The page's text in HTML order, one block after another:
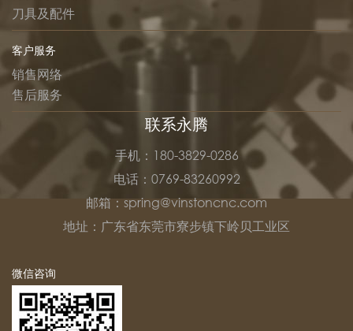
刀具及配件
客户服务
销售网络
售后服务
联系永腾
手机：180-3829-0286
电话：0769-83260992
邮箱：spring@vinstoncnc.com
地址：广东省东莞市寮步镇下岭贝工业区
微信咨询